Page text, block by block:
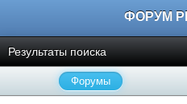
Результаты поиска
Форумы